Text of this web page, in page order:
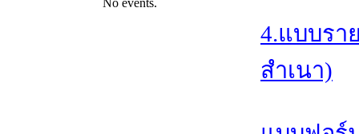
No events.
4.แบบรา
สำเนา)